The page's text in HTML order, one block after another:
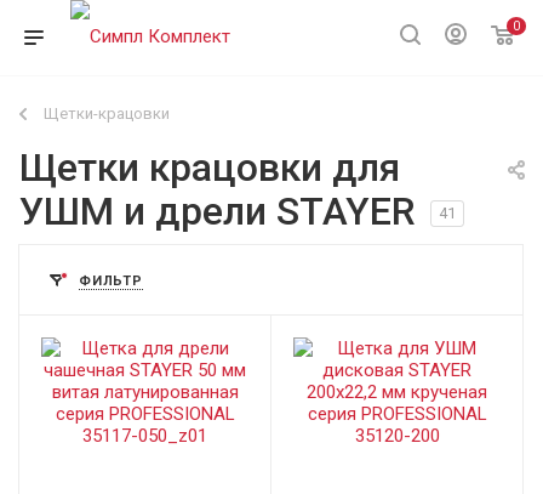
0
Щетки-крацовки
Щетки крацовки для
УШМ и дрели STAYER
41
ФИЛЬТР